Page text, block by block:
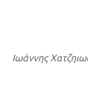
Ιωάννης